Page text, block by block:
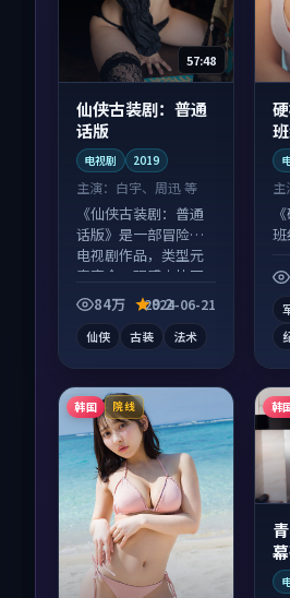
57:48
仙侠古装剧：普通
话版
电视剧 2019
主演： 白宇、周迅 等
《仙侠古装剧：普通
话版》是一部冒险向
电视剧作品，类型元
素齐全，观感爽快不
拖沓。
84万 9.2
2024-06-21
仙侠 古装 法术
韩国 院线 韩